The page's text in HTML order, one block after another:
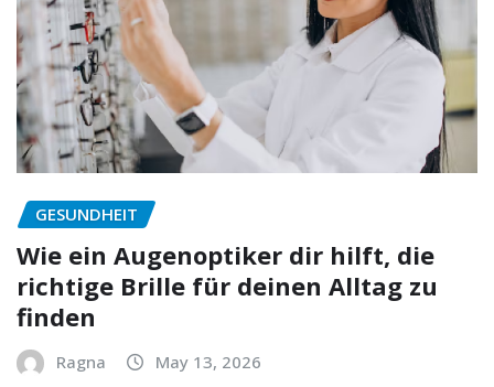
GESUNDHEIT
Wie ein Augenoptiker dir hilft, die
richtige Brille für deinen Alltag zu
finden
Ragna May 13, 2026